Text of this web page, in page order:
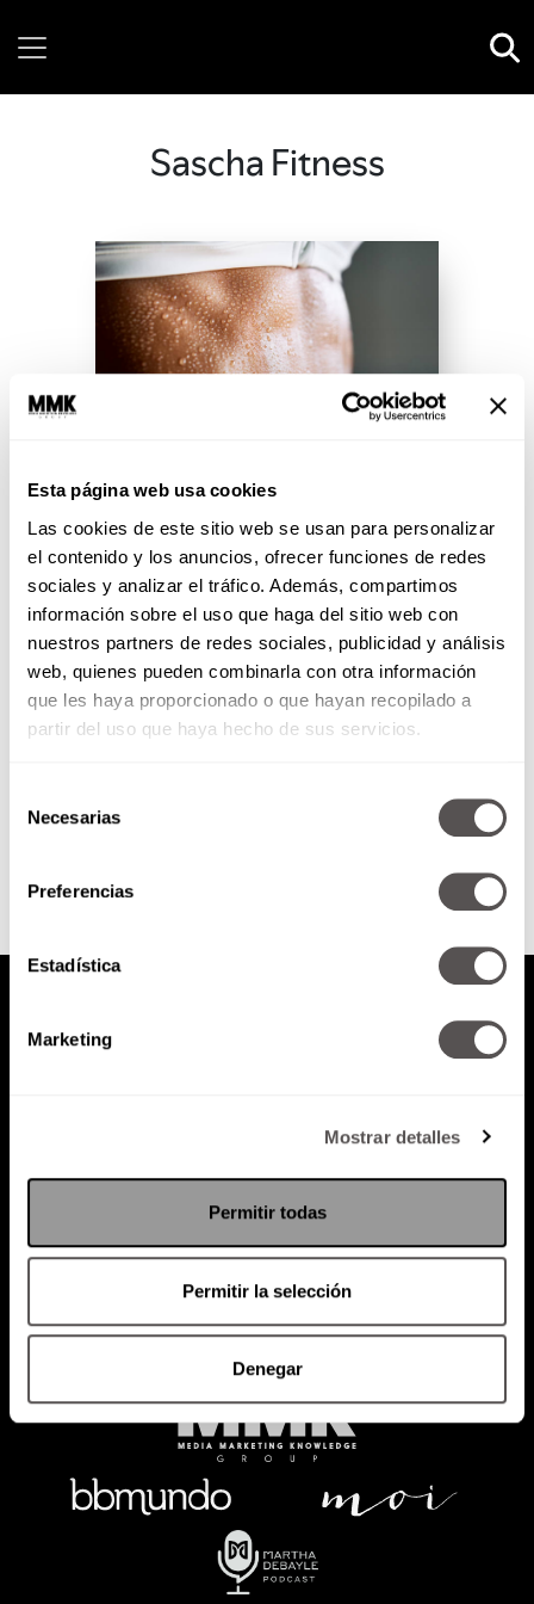
Esta página web usa cookies
Las cookies de este sitio web se usan para personalizar
el contenido y los anuncios, ofrecer funciones de redes
sociales y analizar el tráfico. Además, compartimos
información sobre el uso que haga del sitio web con
nuestros partners de redes sociales, publicidad y análisis
web, quienes pueden combinarla con otra información
que les haya proporcionado o que hayan recopilado a
partir del uso que haya hecho de sus servicios.
Necesarias
Preferencias
Estadística
Marketing
Mostrar detalles
Permitir todas
Permitir la selección
Denegar
Sascha Fitness
Sasha fitness: músculo vs grasa
Para todos los que viven
agobiados por bajar de peso,
perder grasa, etc y se la pasan 4
horas en...
Política de Privacidad
PODCAST RADIO MARTHA EVENTOS
SACA TU ID